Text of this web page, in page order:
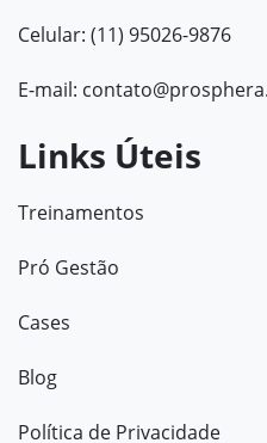
Celular: (11) 95026-9876
E-mail:
Links Úteis
Treinamentos
Pró Gestão
Cases
Blog
Política de Privacidade